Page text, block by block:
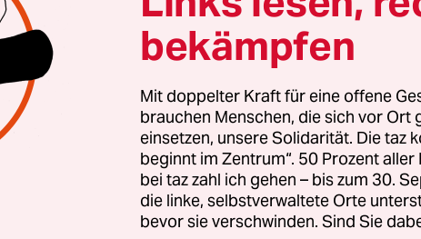
im Achtelfinale zwei Teams dabei, die nicht den
aus Europa und Südamerika
Wertung hat es gut mit dem Team aus Japan
Mexikos ist in ihren ersten beiden
Verve zu Werke gegangen. Ansonsten würde die
Fußball wie üblich geografisch sehr klein, wenn
Phase eines Turniers geht. Das wäre schade!
afrikanische Fußball wieder nicht auf die Beine
bekämpfen
Mit doppelter Kraft für eine offene
brauchen Menschen, die sich vor Ort
einsetzen, unsere Solidarität. Die taz
beginnt im Zentrum“. 50 Prozent
bei taz zahl ich gehen – bis zum 30.
die linke, selbstverwaltete Orte
bevor sie verschwinden. Sind Sie